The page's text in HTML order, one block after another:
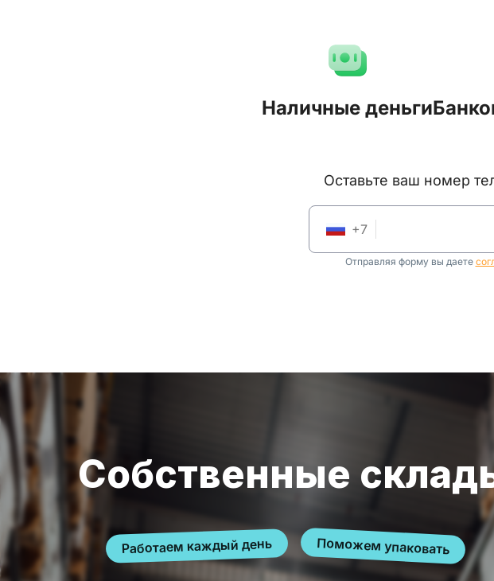
Наличные деньги
Оставьте ваш номер
+7
Отправляя форму вы даете
Собственные
Работаем каждый день Поможем упаковать